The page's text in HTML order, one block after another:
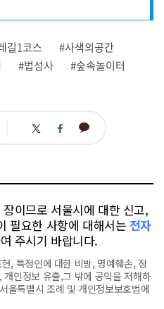
길1코스
#사색의공간
#법성사
#숲속놀이터
트 페 카
이므로 서울시에 대한 신고,
필요한 사항에 대해서는 전자
주시기 바랍니다.
, 특정인에 대한 비방, 명예훼손, 정
인정보 유출,그 밖에 공익을 저해하
울특별시 조례 및 개인정보보호법에